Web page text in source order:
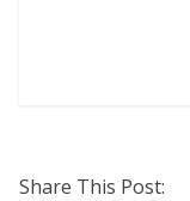
Share This Post: